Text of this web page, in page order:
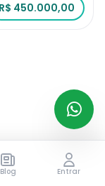
R$ 450.000,00
Blog Entrar